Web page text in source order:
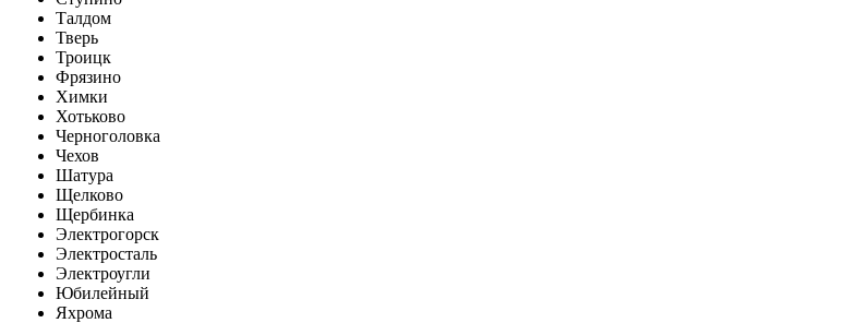
Талдом
Тверь
Троицк
Фрязино
Химки
Хотьково
Черноголовка
Чехов
Шатура
Щелково
Щербинка
Электрогорск
Электросталь
Электроугли
Юбилейный
Яхрома